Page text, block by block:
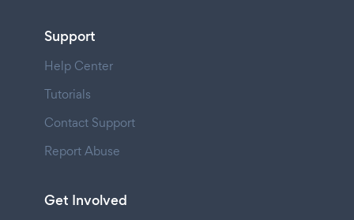
Support
Help Center
Tutorials
Contact Support
Report Abuse
Get Involved